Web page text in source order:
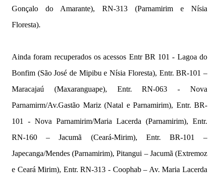
Gonçalo do Amarante), RN-313 (Parnamirim e Nísia
Floresta).
Ainda foram recuperados os acessos Entr BR 101 - Lagoa do
Bonfim (São José de Mipibu e Nísia Floresta), Entr. BR-101 –
Maracajaú (Maxaranguape), Entr. RN-063 - Nova
Parnamirm/Av.Gastão Mariz (Natal e Parnamirim), Entr. BR-
101 - Nova Parnamirim/Maria Lacerda (Parnamirim), Entr.
RN-160 – Jacumã (Ceará-Mirim), Entr. BR-101 –
Japecanga/Mendes (Parnamirim), Pitangui – Jacumã (Extremoz
e Ceará Mirim), Entr. RN-313 - Coophab – Av. Maria Lacerda